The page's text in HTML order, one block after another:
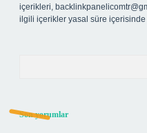
içerikleri,
ilgili içerikler yasal süre içerisinde
Son yorumlar